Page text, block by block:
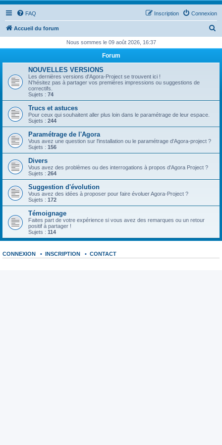
FAQ Connexion
Inscription
Accueil du forum
h
c
Nous sommes le 09 août 2026, 16:37
Forum
NOUVELLES VERSIONS
Les dernières versions d'Agora-Project se trouvent ici !
N'hésitez pas à partager vos premières impressions ou suggestions de
correctifs.
Sujets : 74
Trucs et astuces
Pour ceux qui souhaitent aller plus loin dans le paramétrage de leur espace.
Sujets : 244
Paramétrage de l'Agora
Vous avez une question sur l'installation ou le paramétrage d'Agora-project ?
Sujets : 156
Divers
Vous avez des problèmes ou des interrogations à propos d'Agora Project ?
Sujets : 264
Suggestion d'évolution
Vous avez des idées à proposer pour faire évoluer Agora-Project ?
Sujets : 172
Témoignage
Faites part de votre expérience si vous avez des remarques ou un retour
positif à partager !
Sujets : 114
CONNEXION • INSCRIPTION • CONTACT